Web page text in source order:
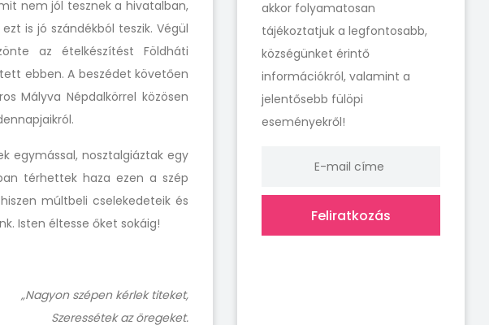
nem jól tesznek a hivatalban,
is jó szándékból teszik. Végül
az ételkészítést Földháti
ebben. A beszédet követően
Mályva Népdalkörrel közösen
egymással, nosztalgiáztak egy
térhettek haza ezen a szép
múltbeli cselekedeteik és
Isten éltesse őket sokáig!
„Nagyon szépen kérlek titeket,
Szeressétek az öregeket.
akkor folyamatosan
tájékoztatjuk a legfontosabb,
községünket érintő
információkról, valamint a
jelentősebb fülöpi
eseményekről!
Feliratkozás